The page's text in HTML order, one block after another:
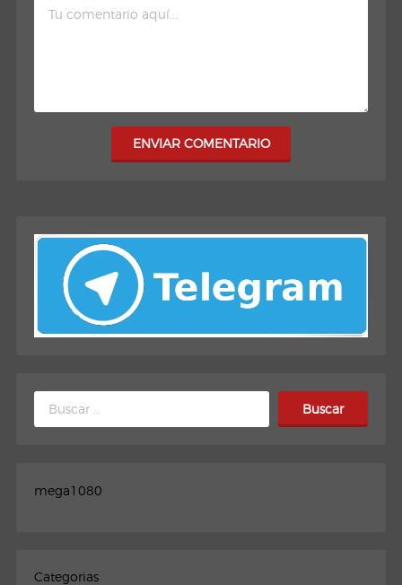
ENVIAR COMENTARIO
Buscar:
mega1080
Categorias